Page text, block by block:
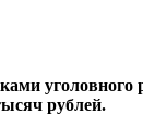
уголовного
рублей.